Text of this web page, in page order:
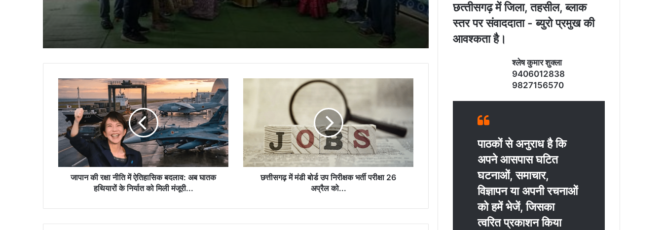
दुर्ग में खूनी रंजिश का अंत: युवक की बेरहमी से हत्या,
12 घंटे में एक ही परिवार के 6 आरोपी गिरफ्तार…
ऑपरेशन विश्वास का बड़ा असर: दुर्ग पुलिस का
ऑपरेशन विश्वास का बड़ा एक्शन: दुर्ग पुलिस ने 4
दिन में 14 शराब तस्करों को दबोचा, 392 पौवा
शराब और 3 बाइक जब्त…
डॉ. तीजन बाई श्रद्धांजलि समारोह को लेकर दुर्ग
पुलिस ने जारी किया डायवर्जन प्लान, इन वैकल्पिक
मार्गों से पहुंचे गनियारी…
जापान
की
रक्षा
नीति
में
ऐतिहासिक
बदलाव:
अब
घातक
हथियारों
को
जापान की रक्षा नीति में ऐतिहासिक बदलाव: अब घातक
हथियारों के निर्यात को मिली मंजूरी...
निरीक्षक
परीक्षा
26
छत्तीसगढ़ में मंडी बोर्ड उप निरीक्षक भर्ती परीक्षा 26
अप्रैल को...
छत्‍तीसगढ़ में जिला, तहसील, ब्‍लाक
स्‍तर पर संवाददाता - ब्‍युरो प्रमुख की
आवश्‍कता है।
श्‍लेष कुमार शुक्‍ला
9406012838
9827156570
पाठकों से अनुराध है कि
अपने आसपास घटित
घटनाओं, समाचार,
विज्ञापन या अपनी रचनाओं
को हमें भेजें, जिसका
त्‍वरित प्रकाशन किया